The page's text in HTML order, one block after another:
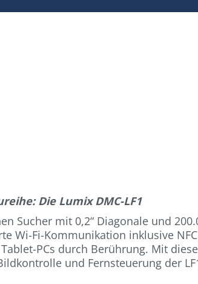
Die Lumix DMC-LF1
Sucher mit 0,2“ Diagonale und
Wi-Fi-Kommunikation inklusive
PCs durch Berührung. Mit
und Fernsteuerung der